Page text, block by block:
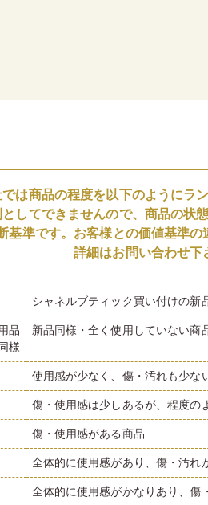
は商品の程度を以下のようにラ
してできませんので、商品の状
基準です。お客様との価値基準の
詳細はお問い合わせ下
シャネルブティック買い付けの新
品
様
新品同様・全く使用していない商
使用感が少なく、傷・汚れも少な
傷・使用感は少しあるが、程度の
傷・使用感がある商品
全体的に使用感があり、傷・汚れ
全体的に使用感がかなりあり、傷